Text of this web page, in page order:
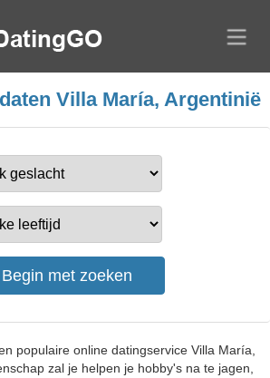
Villa María, Argentinië
populaire online datingservice Villa María,
zal je helpen je hobby's na te jagen,